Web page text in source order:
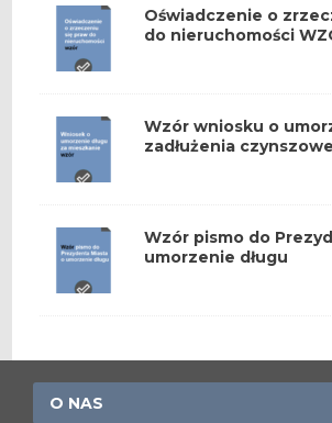
Oświadczenie o
do nieruchomości
Wzór wniosku o
zadłużenia
Wzór pismo do
umorzenie długu
O NAS